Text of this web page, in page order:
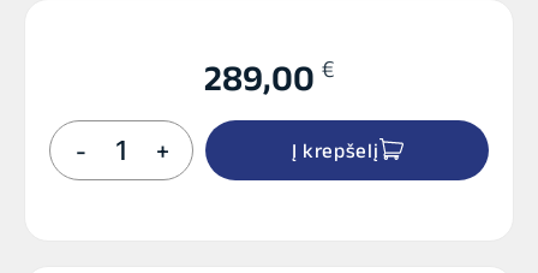
289,00 €
-
produkto
kiekis:
MWLJ
+ Į krepšelį